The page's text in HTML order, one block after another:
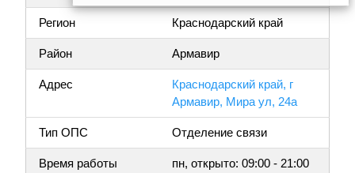
Регион Краснодарский край
Район Армавир
Адрес
Краснодарский край, г
Армавир, Мира ул, 24а
Тип ОПС Отделение связи
Время работы
пн, открыто: 09:00 - 21:00